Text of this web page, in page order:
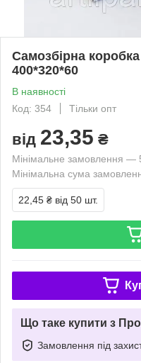
Самозбірна
400*320*60
В наявності
Код: 354
Тільки опт
від 23,35 ₴
Мінімальне замовлення —
Мінімальна сума
22,45 ₴ від 50 шт.
Що таке купити з
Замовлення під